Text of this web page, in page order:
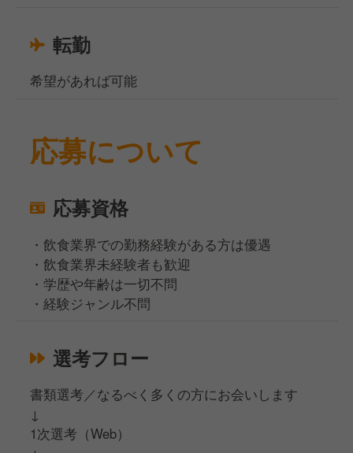
転勤
希望があれば可能
応募について
応募資格
・飲食業界での勤務経験がある方は優遇
・飲食業界未経験者も歓迎
・学歴や年齢は一切不問
・経験ジャンル不問
選考フロー
書類選考／なるべく多くの方にお会いします
↓
1次選考（Web）